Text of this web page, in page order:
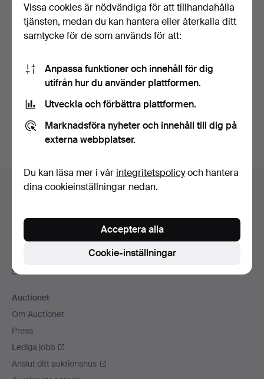
TAKKRONA med prismor.
Bevaka sökning
Du kan också söka i vårt arkiv med avslutade auktioner
Sidfotsnavigation
Hjälp och kontakt
Alla auktionshus
Betalningsalternativ
Sociala medier
Auctionet
Om Auctionet
Press
Lediga jobb
Anslut ditt auktionshus
Vissa cookies är nödvändiga för att tillhandahålla
tjänsten, medan du kan hantera eller återkalla ditt
samtycke för de som används för att:
Anpassa funktioner och innehåll för dig
utifrån hur du använder plattformen.
Utveckla och förbättra plattformen.
Marknadsföra nyheter och innehåll till dig på
externa webbplatser.
Du kan läsa mer i vår integritetspolicyoch hantera
dina cookieinställningar nedan.
Cookie-inställningar
Acceptera alla